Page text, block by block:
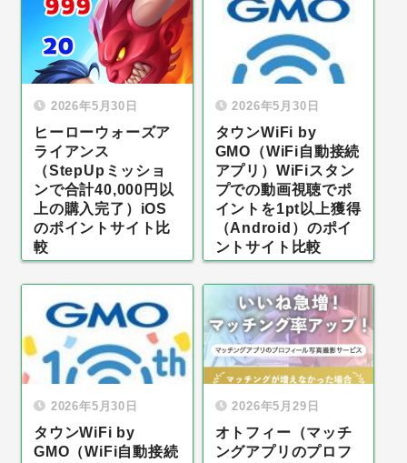
2026年5月30日
ヒーローウォーズア
ライアンス
（StepUpミッショ
ンで合計40,000円以
上の購入完了）iOS
のポイントサイト比
較
2026年5月30日
タウンWiFi by
GMO（WiFi自動接続
アプリ）WiFiスタン
プでの動画視聴でポ
イントを1pt以上獲得
（Android）のポイ
ントサイト比較
2026年5月30日
タウンWiFi by
GMO（WiFi自動接続
2026年5月29日
オトフィー（マッチ
ングアプリのプロフ